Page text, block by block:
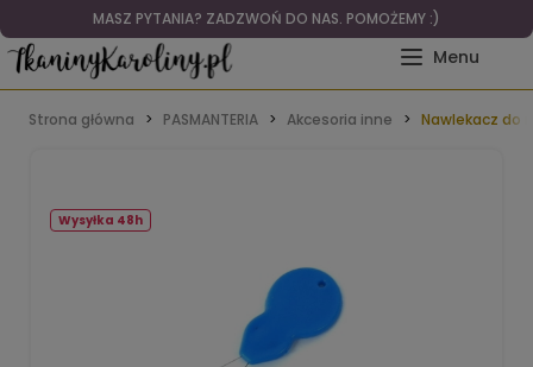
MASZ PYTANIA? ZADZWOŃ DO NAS. POMOŻEMY :)
Strona główna PASMANTERIA Akcesoria inne Nawlekacz do
Wysyłka 48h